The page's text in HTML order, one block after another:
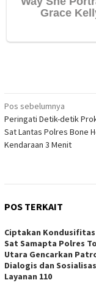
Navigasi
pos
Pos sebelumnya
Peringati Detik-detik
Sat Lantas Polres Bone
Kendaraan 3 Menit
POS TERKAIT
Ciptakan Kondusifitas
Sat Samapta Polres
Utara Gencarkan
Dialogis dan
Layanan 110